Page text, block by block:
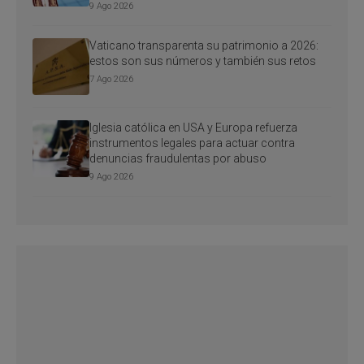
9 Ago 2026
Vaticano transparenta su patrimonio a 2026:
estos son sus números y también sus retos
7 Ago 2026
Iglesia católica en USA y Europa refuerza
instrumentos legales para actuar contra
denuncias fraudulentas por abuso
9 Ago 2026